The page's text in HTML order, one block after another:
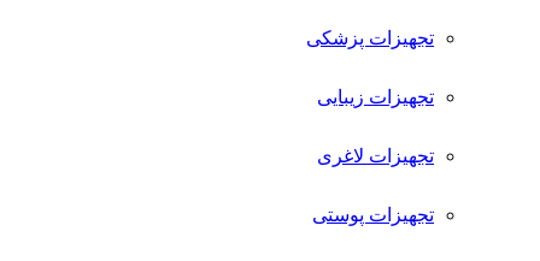
تجهیزات پزشکی
تجهیزات زیبایی
تجهیزات لاغری
تجهیزات پوستی